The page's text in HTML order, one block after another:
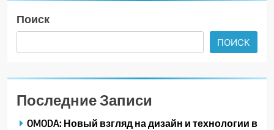
Поиск
ПОИСК
Последние Записи
OMODA: Новый взгляд на дизайн и технологии в